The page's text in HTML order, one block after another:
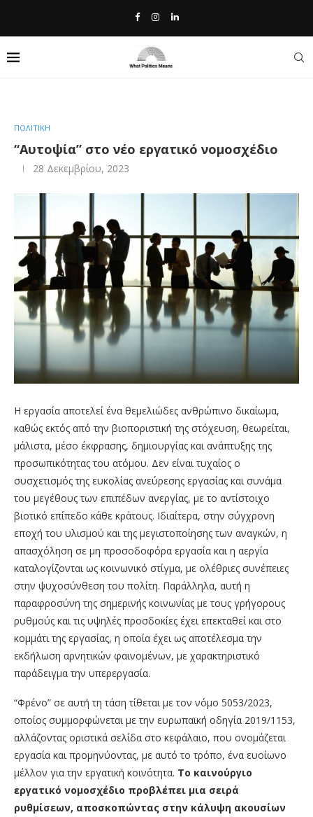
ΠΟΛΙΤΙΚΗ
“Αυτοψία” στο νέο εργατικό νομοσχέδιο
28 Δεκεμβρίου, 2023
Η εργασία αποτελεί ένα θεμελιώδες ανθρώπινο δικαίωμα,
καθώς εκτός από την βιοποριστική της στόχευση, θεωρείται,
μάλιστα, μέσο έκφρασης, δημιουργίας και ανάπτυξης της
προσωπικότητας του ατόμου. Δεν είναι τυχαίος ο
συσχετισμός της ευκολίας ανεύρεσης εργασίας και συνάμα
του μεγέθους των επιπέδων ανεργίας, με το αντίστοιχο
βιοτικό επίπεδο κάθε κράτους. Ιδιαίτερα, στην σύγχρονη
εποχή του υλισμού και της μεγιστοποίησης των αναγκών, η
απασχόληση σε μη προσοδοφόρα εργασία και η αεργία
καταλογίζονται ως κοινωνικό στίγμα, με ολέθριες συνέπειες
στην ψυχοσύνθεση του πολίτη. Παράλληλα, αυτή η
παραφροσύνη της σημερινής κοινωνίας με τους γρήγορους
ρυθμούς και τις υψηλές προσδοκίες έχει επεκταθεί και στο
κομμάτι της εργασίας, η οποία έχει ως αποτέλεσμα την
εκδήλωση αρνητικών φαινομένων, με χαρακτηριστικό
παράδειγμα την υπερεργασία.
“Φρένο” σε αυτή τη τάση τίθεται με τον νόμο 5053/2023,
οποίος συμμορφώνεται με την ευρωπαϊκή οδηγία 2019/1153,
αλλάζοντας οριστικά σελίδα στο κεφάλαιο, που ονομάζεται
εργασία και προμηνύοντας, με αυτό το τρόπο, ένα ευοίωνο
μέλλον για την εργατική κοινότητα. Το καινούργιο
εργατικό νομοσχέδιο προβλέπει μια σειρά
ρυθμίσεων, αποσκοπώντας στην κάλυψη ακουσίων